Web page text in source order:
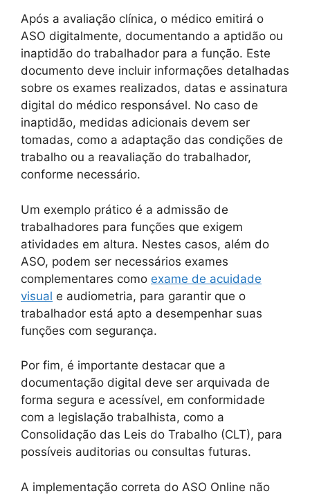
Após a avaliação clínica, o médico emitirá o
ASO digitalmente, documentando a aptidão ou
inaptidão do trabalhador para a função. Este
documento deve incluir informações detalhadas
sobre os exames realizados, datas e assinatura
digital do médico responsável. No caso de
inaptidão, medidas adicionais devem ser
tomadas, como a adaptação das condições de
trabalho ou a reavaliação do trabalhador,
conforme necessário.
Um exemplo prático é a admissão de
trabalhadores para funções que exigem
atividades em altura. Nestes casos, além do
ASO, podem ser necessários exames
complementares como exame de acuidade
visual e audiometria, para garantir que o
trabalhador está apto a desempenhar suas
funções com segurança.
Por fim, é importante destacar que a
documentação digital deve ser arquivada de
forma segura e acessível, em conformidade
com a legislação trabalhista, como a
Consolidação das Leis do Trabalho (CLT), para
possíveis auditorias ou consultas futuras.
A implementação correta do ASO Online não